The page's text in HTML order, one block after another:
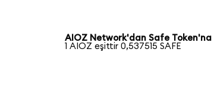
AIOZ Network'dan Safe Token'na
1 AIOZ eşittir 0,537515 SAFE